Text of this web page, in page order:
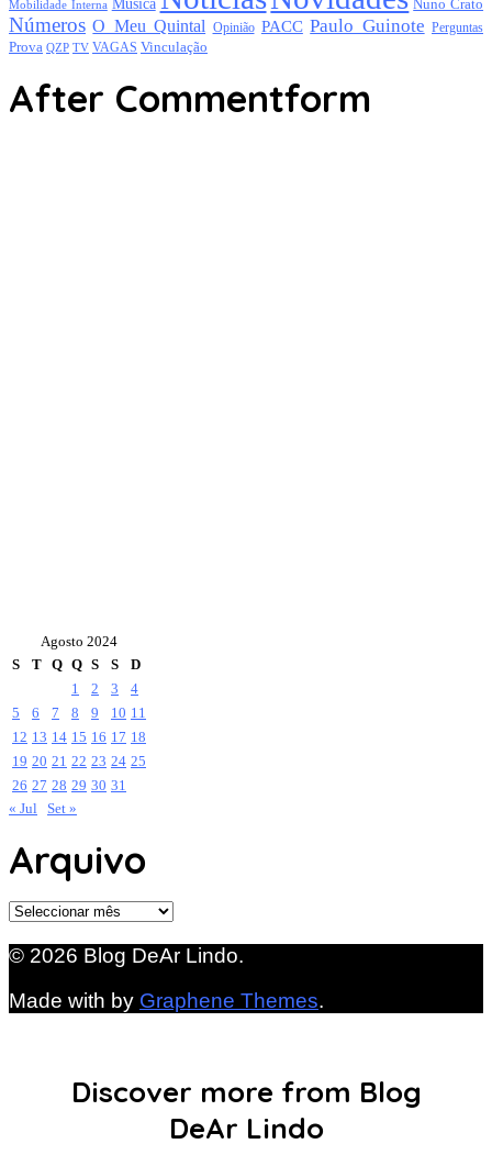
Mobilidade Interna Música Nuno Crato
Números O Meu Quintal Opinião PACC Paulo Guinote Perguntas
Prova QZP TV VAGAS Vinculação
After Commentform
Agosto 2024
S
T Q Q S S
D
1
2 3
4
5
6 7 8 9 10 11
12 13 14 15 16 17 18
19 20 21 22 23 24 25
26 27 28 29 30 31
« Jul Set »
Arquivo
Arquivo
© 2026 Blog DeAr Lindo.
Made with by Graphene Themes.
Discover more from Blog
DeAr Lindo